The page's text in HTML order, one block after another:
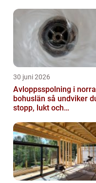
30 juni 2026
Avloppsspolning i norra
bohuslän så undviker du
stopp, lukt och